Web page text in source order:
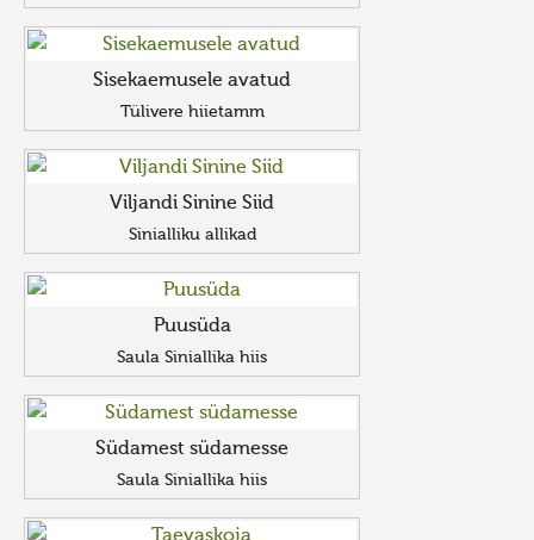
Sisekaemusele avatud
Tülivere hiietamm
Viljandi Sinine Siid
Sinialliku allikad
Puusüda
Saula Siniallika hiis
Südamest südamesse
Saula Siniallika hiis